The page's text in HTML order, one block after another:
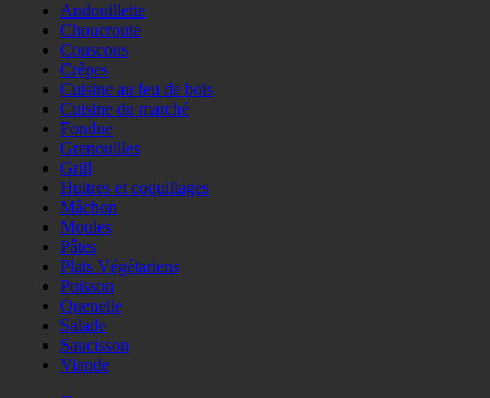
Andouillette
Choucroute
Couscous
Crêpes
Cuisine au feu de bois
Cuisine du marché
Fondue
Grenouilles
Grill
Huitres et coquillages
Mâchon
Moules
Pâtes
Plats Végétariens
Poisson
Quenelle
Salade
Saucisson
Viande